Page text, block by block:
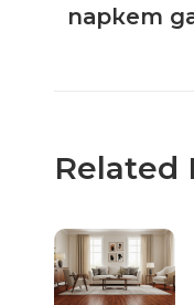
паркет
Related